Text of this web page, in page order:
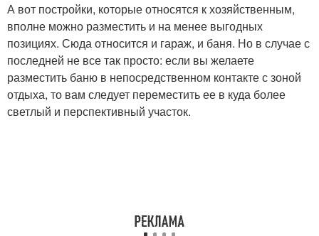
А вот постройки, которые относятся к хозяйственным,
вполне можно разместить и на менее выгодных
позициях. Сюда относится и гараж, и баня. Но в случае с
последней не все так просто: если вы желаете
разместить баню в непосредственном контакте с зоной
отдыха, то вам следует переместить ее в куда более
светлый и перспективный участок.